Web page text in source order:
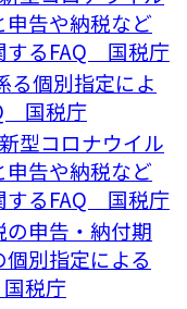
告や納税など
するFAQ 国税庁
る個別指定によ
国税庁
型コロナウイル
告や納税など
するFAQ 国税庁
申告・納付期
別指定による
税庁